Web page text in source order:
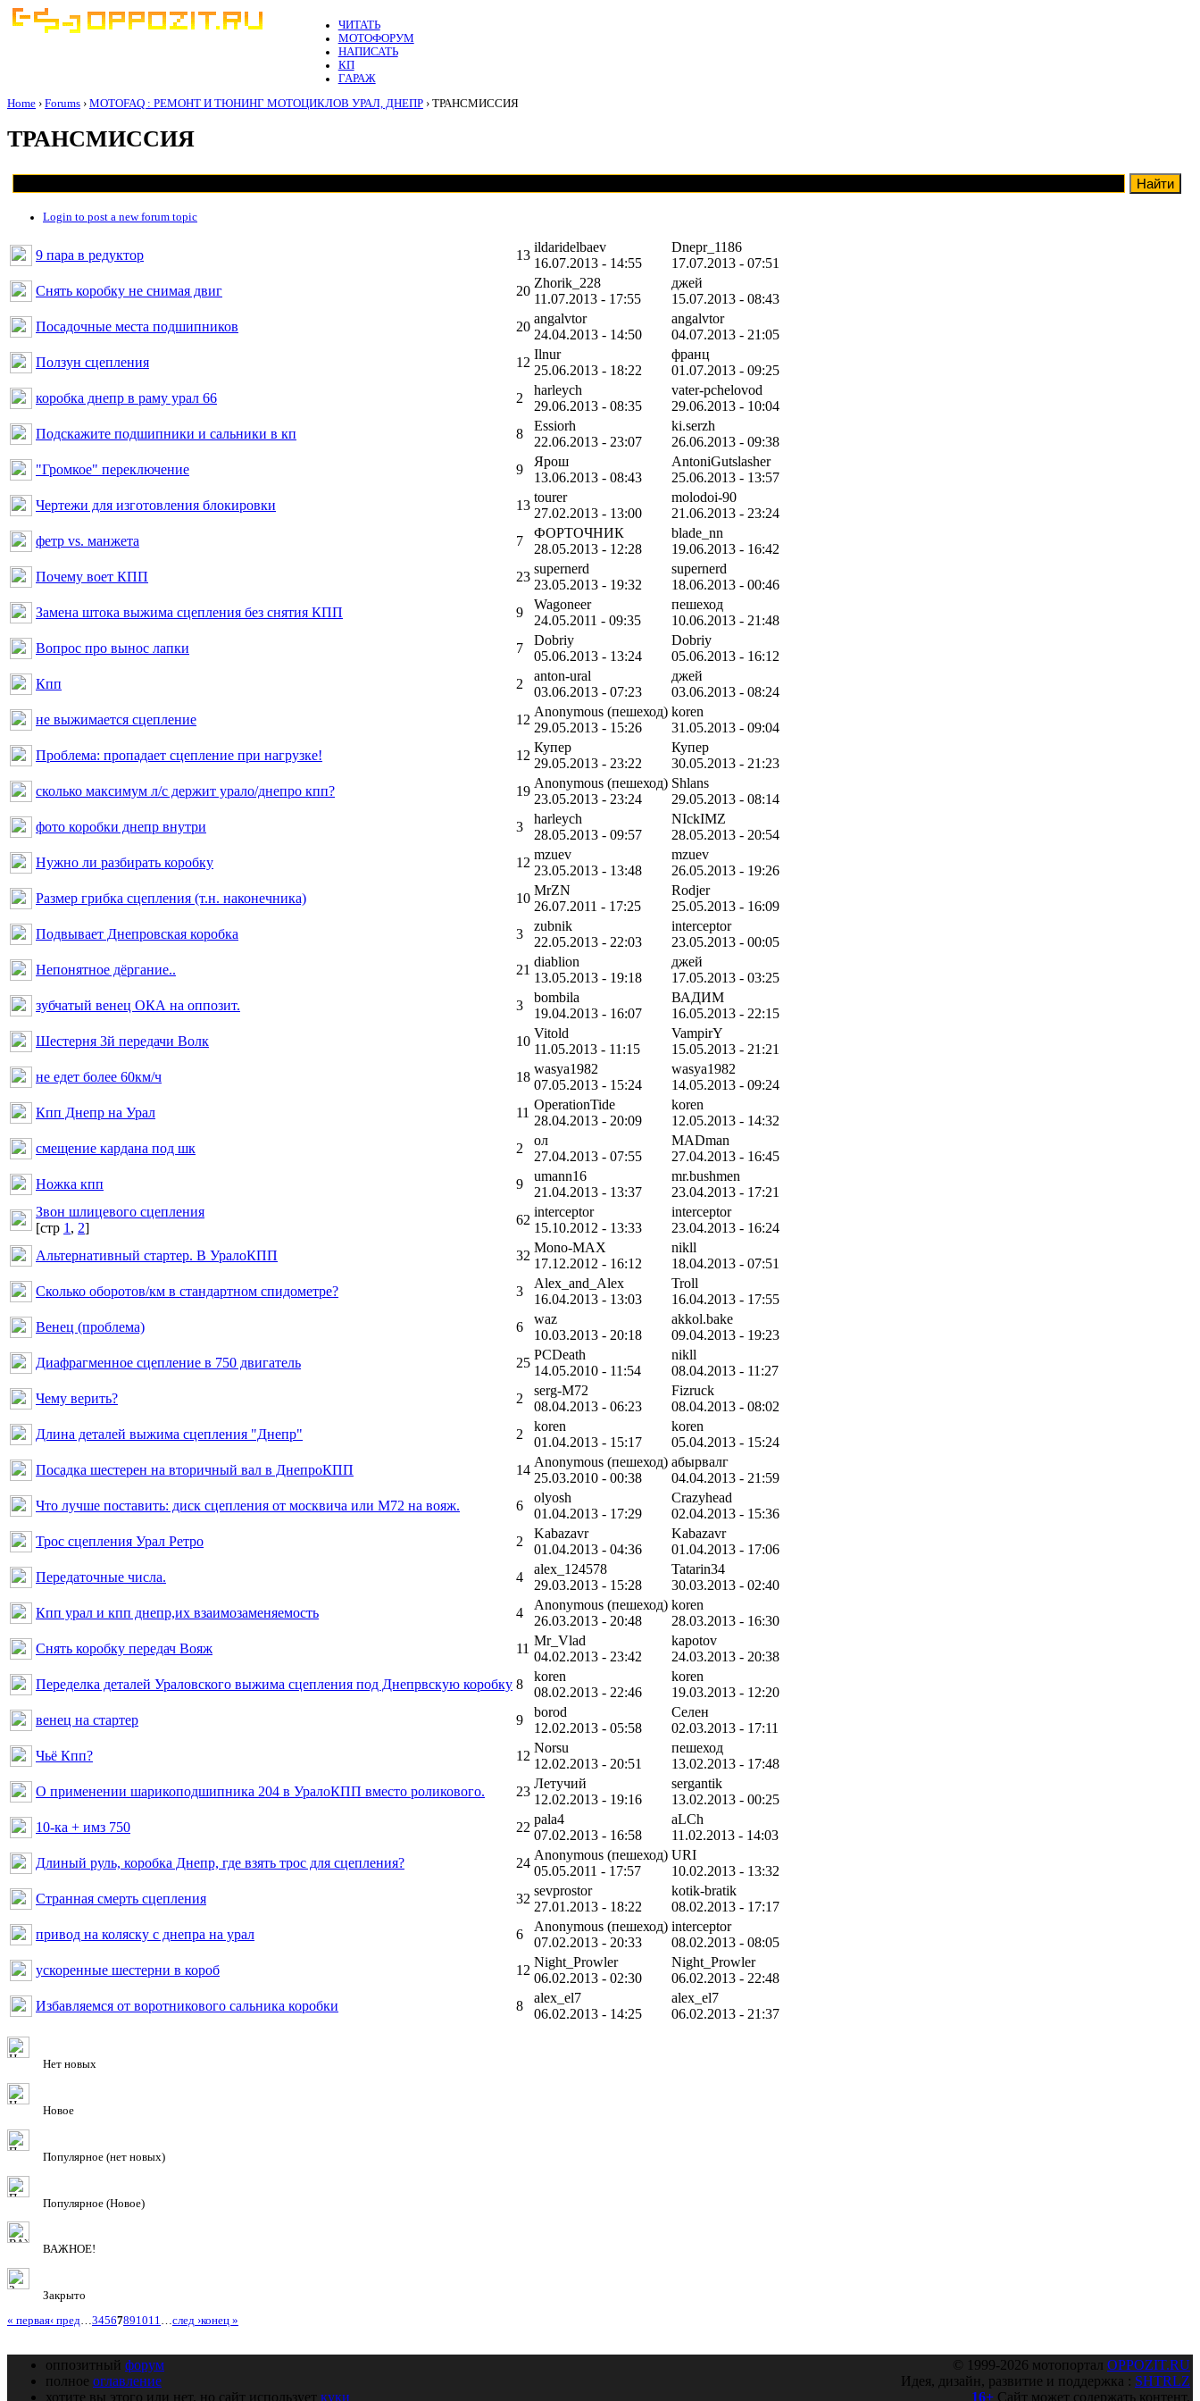
ЧИТАТЬ
МОТОФОРУМ
НАПИСАТЬ
КП
ГАРАЖ
Home › Forums › MOTOFAQ : РЕМОНТ И ТЮНИНГ МОТОЦИКЛОВ УРАЛ, ДНЕПР › ТРАНСМИССИЯ
ТРАНСМИССИЯ
Login to post a new forum topic
9 пара в редуктор 13
ildaridelbaev
16.07.2013 - 14:55
Dnepr_1186
17.07.2013 - 07:51
Снять коробку не снимая двиг
20
Zhorik_228
11.07.2013 - 17:55
джей
15.07.2013 - 08:43
Посадочные места подшипников
20
angalvtor
24.04.2013 - 14:50
angalvtor
04.07.2013 - 21:05
Ползун сцепления
12
Ilnur
25.06.2013 - 18:22
франц
01.07.2013 - 09:25
коробка днепр в раму урал 66
2
harleych
29.06.2013 - 08:35
vater-pchelovod
29.06.2013 - 10:04
Подскажите подшипники и сальники в кп
8
Essiorh
22.06.2013 - 23:07
ki.serzh
26.06.2013 - 09:38
"Громкое" переключение
9
Ярош
13.06.2013 - 08:43
AntoniGutslasher
25.06.2013 - 13:57
Чертежи для изготовления блокировки
13
tourer
27.02.2013 - 13:00
molodoi-90
21.06.2013 - 23:24
фетр vs. манжета
7
ФОРТОЧНИК
28.05.2013 - 12:28
blade_nn
19.06.2013 - 16:42
Почему воет КПП
23
supernerd
23.05.2013 - 19:32
supernerd
18.06.2013 - 00:46
Замена штока выжима сцепления без снятия КПП
9
Wagoneer
24.05.2011 - 09:35
пешеход
10.06.2013 - 21:48
Вопрос про вынос лапки
7
Dobriy
05.06.2013 - 13:24
Dobriy
05.06.2013 - 16:12
Кпп
2
anton-ural
03.06.2013 - 07:23
джей
03.06.2013 - 08:24
не выжимается сцепление
12
Anonymous (пешеход)
29.05.2013 - 15:26
koren
31.05.2013 - 09:04
Проблема: пропадает сцепление при нагрузке!
12
Купер
29.05.2013 - 23:22
Купер
30.05.2013 - 21:23
сколько максимум л/с держит урало/днепро кпп?
19
Anonymous (пешеход)
23.05.2013 - 23:24
Shlans
29.05.2013 - 08:14
фото коробки днепр внутри
3
harleych
28.05.2013 - 09:57
NIckIMZ
28.05.2013 - 20:54
Нужно ли разбирать коробку
12
mzuev
23.05.2013 - 13:48
mzuev
26.05.2013 - 19:26
Размер грибка сцепления (т.н. наконечника)
10
MrZN
26.07.2011 - 17:25
Rodjer
25.05.2013 - 16:09
Подвывает Днепровская коробка
3
zubnik
22.05.2013 - 22:03
interceptor
23.05.2013 - 00:05
Непонятное дёргание..
21
diablion
13.05.2013 - 19:18
джей
17.05.2013 - 03:25
зубчатый венец ОКА на оппозит.
3
bombila
19.04.2013 - 16:07
ВАДИМ
16.05.2013 - 22:15
Шестерня 3й передачи Волк
10
Vitold
11.05.2013 - 11:15
VampirY
15.05.2013 - 21:21
не едет более 60км/ч
18
wasya1982
07.05.2013 - 15:24
wasya1982
14.05.2013 - 09:24
Кпп Днепр на Урал
11
OperationTide
28.04.2013 - 20:09
koren
12.05.2013 - 14:32
смещение кардана под шк
2
ол
27.04.2013 - 07:55
MADman
27.04.2013 - 16:45
Ножка кпп
9
umann16
21.04.2013 - 13:37
mr.bushmen
23.04.2013 - 17:21
Звон шлицевого сцепления
[cтр 1, 2]
62
interceptor
15.10.2012 - 13:33
interceptor
23.04.2013 - 16:24
Альтернативный стартер. В УралоКПП
32
Mono-MAX
17.12.2012 - 16:12
nikll
18.04.2013 - 07:51
Сколько оборотов/км в стандартном спидометре?
3
Alex_and_Alex
16.04.2013 - 13:03
Troll
16.04.2013 - 17:55
Венец (проблема)
6
waz
10.03.2013 - 20:18
akkol.bake
09.04.2013 - 19:23
Диафрагменное сцепление в 750 двигатель
25
PCDeath
14.05.2010 - 11:54
nikll
08.04.2013 - 11:27
Чему верить?
2
serg-M72
08.04.2013 - 06:23
Fizruck
08.04.2013 - 08:02
Длина деталей выжима сцепления "Днепр"
2
koren
01.04.2013 - 15:17
koren
05.04.2013 - 15:24
Посадка шестерен на вторичный вал в ДнепроКПП
14
Anonymous (пешеход)
25.03.2010 - 00:38
абырвалг
04.04.2013 - 21:59
Что лучше поставить: диск сцепления от москвича или М72 на вояж.
6
olyosh
01.04.2013 - 17:29
Crazyhead
02.04.2013 - 15:36
Трос сцепления Урал Ретро
2
Kabazavr
01.04.2013 - 04:36
Kabazavr
01.04.2013 - 17:06
Передаточные числа.
4
alex_124578
29.03.2013 - 15:28
Tatarin34
30.03.2013 - 02:40
Кпп урал и кпп днепр,их взаимозаменяемость
4
Anonymous (пешеход)
26.03.2013 - 20:48
koren
28.03.2013 - 16:30
Снять коробку передач Вояж
11
Mr_Vlad
04.02.2013 - 23:42
kapotov
24.03.2013 - 20:38
Переделка деталей Ураловского выжима сцепления под Днепрвскую коробку 8
koren
08.02.2013 - 22:46
koren
19.03.2013 - 12:20
венец на стартер
9
borod
12.02.2013 - 05:58
Селен
02.03.2013 - 17:11
Чьё Кпп?
12
Norsu
12.02.2013 - 20:51
пешеход
13.02.2013 - 17:48
О применении шарикоподшипника 204 в УралоКПП вместо роликового.
23
Летучий
12.02.2013 - 19:16
sergantik
13.02.2013 - 00:25
10-ка + имз 750
22
pala4
07.02.2013 - 16:58
aLCh
11.02.2013 - 14:03
Длиный руль, коробка Днепр, где взять трос для сцепления?
24
Anonymous (пешеход)
05.05.2011 - 17:57
URI
10.02.2013 - 13:32
Странная смерть сцепления
32
sevprostor
27.01.2013 - 18:22
kotik-bratik
08.02.2013 - 17:17
привод на коляску с днепра на урал
6
Anonymous (пешеход)
07.02.2013 - 20:33
interceptor
08.02.2013 - 08:05
ускоренные шестерни в короб
12
Night_Prowler
06.02.2013 - 02:30
Night_Prowler
06.02.2013 - 22:48
Избавляемся от воротникового сальника коробки
8
alex_el7
06.02.2013 - 14:25
alex_el7
06.02.2013 - 21:37
Нет новых
Новое
Популярное (нет новых)
Популярное (Новое)
ВАЖНОЕ!
Закрыто
« первая‹ пред…34567891011…след ›конец »
оппозитный форум
полное оглавление
хотите вы этого или нет, но сайт использует куки
© 1999-2026 мотопортал OPPOZIT.RU
Идея, дизайн, развитие и поддержка : SHTRLZ
16+ Сайт может содержать контент,